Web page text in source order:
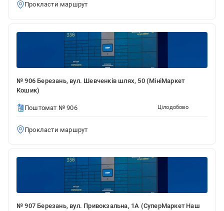
Прокласти маршрут
№ 906 Березань, вул. Шевченків шлях, 50 (МініМаркет
Кошик)
Поштомат № 906 Цілодобово
Прокласти маршрут
№ 907 Березань, вул. Привокзальна, 1А (СуперМаркет Наш